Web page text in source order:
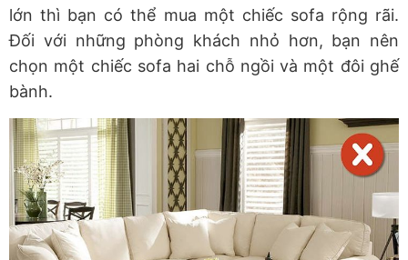
lớn thì bạn có thể mua một chiếc sofa rộng rãi.
Đối với những phòng khách nhỏ hơn, bạn nên
chọn một chiếc sofa hai chỗ ngồi và một đôi ghế
bành.